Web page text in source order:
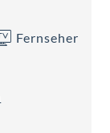
Fernseher